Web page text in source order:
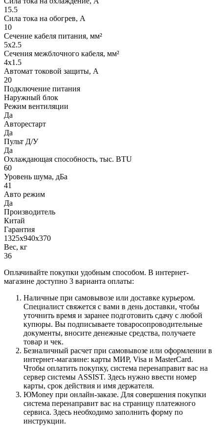
15.5
Сила тока на обогрев, А
10
Сечение кабеля питания, мм²
5x2.5
Сечения межблочного кабеля, мм²
4x1.5
Автомат токовой защиты, A
20
Подключение питания
Наружный блок
Режим вентиляции
Да
Авторестарт
Да
Пульт Д/У
Да
Охлаждающая способность, тыс. BTU
60
Уровень шума, дБа
41
Авто режим
Да
Производитель
Китай
Гарантия
1325x940x370
Вес, кг
36
Оплачивайте покупки удобным способом. В интернет-
магазине доступно 3 варианта оплаты:
Наличные при самовывозе или доставке курьером.
Специалист свяжется с вами в день доставки, чтобы
уточнить время и заранее подготовить сдачу с любой
купюры. Вы подписываете товаросопроводительные
документы, вносите денежные средства, получаете
товар и чек.
Безналичный расчет при самовывозе или оформлении в
интернет-магазине: карты МИР, Visa и MasterCard.
Чтобы оплатить покупку, система перенаправит вас на
сервер системы ASSIST. Здесь нужно ввести номер
карты, срок действия и имя держателя.
ЮMoney при онлайн-заказе. Для совершения покупки
система перенаправит вас на страницу платежного
сервиса. Здесь необходимо заполнить форму по
инструкции.